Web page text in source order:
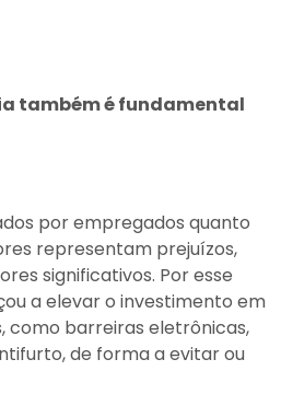
também é fundamental
por empregados quanto
representam prejuízos,
significativos. Por esse
a elevar o investimento em
como barreiras eletrônicas,
de forma a evitar ou